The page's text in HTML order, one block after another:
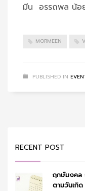
มีน อรรถพล น้อ
MORMEEN
PUBLISHED IN
RECENT POST
ฤกษ์มงคล
ตามวันเกิด